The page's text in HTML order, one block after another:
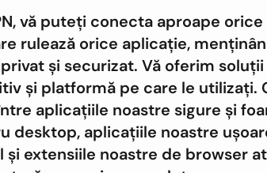
vă puteți conecta aproape
rulează orice aplicație,
și securizat. Vă oferim
și platformă pe care le utilizați.
aplicațiile noastre sigure și
desktop, aplicațiile noastre
și extensiile noastre de browser